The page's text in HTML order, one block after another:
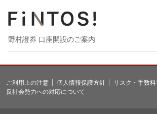
野村證券 口座開設のご案内
ご利用上の注意 個人情報保護方針
リスク・手数
反社会勢力への対応について